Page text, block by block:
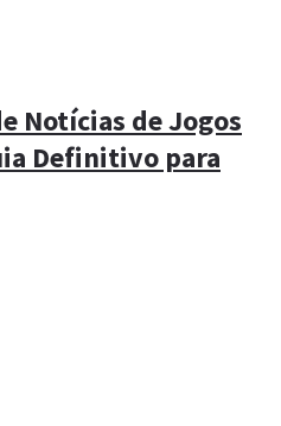
Notícias de Jogos
Definitivo para